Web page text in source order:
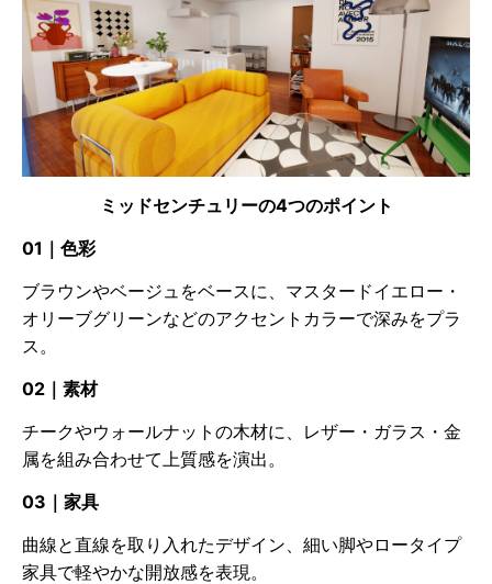
ミッドセンチュリーの4つのポイント
01｜色彩
ブラウンやベージュをベースに、マスタードイエロー・
オリーブグリーンなどのアクセントカラーで深みをプラ
ス。
02｜素材
チークやウォールナットの木材に、レザー・ガラス・金
属を組み合わせて上質感を演出。
03｜家具
曲線と直線を取り入れたデザイン、細い脚やロータイプ
家具で軽やかな開放感を表現。